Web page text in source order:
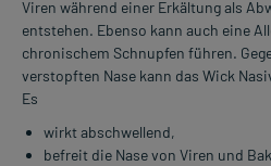
Viren während einer Erkältung als
entstehen. Ebenso kann auch eine
chronischem Schnupfen führen.
verstopften Nase kann das Wick
Es
wirkt abschwellend,
befreit die Nase von Viren und